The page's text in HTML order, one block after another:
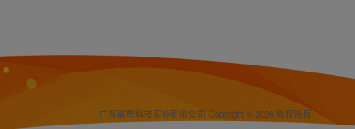
广东联塑科技实业有限公司 Copyright © 2026 版权所有